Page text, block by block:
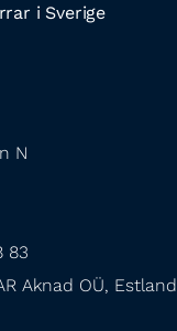
i Sverige
N
83
Aknad OÜ, Estland